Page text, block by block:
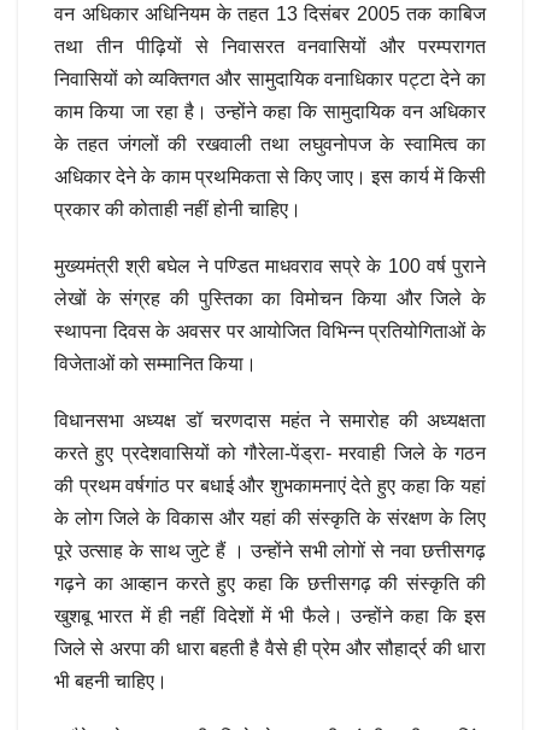
वन अधिकार अधिनियम के तहत 13 दिसंबर 2005 तक काबिज
तथा तीन पीढ़ियों से निवासरत वनवासियों और परम्परागत
निवासियों को व्यक्तिगत और सामुदायिक वनाधिकार पट्टा देने का
काम किया जा रहा है। उन्होंने कहा कि सामुदायिक वन अधिकार
के तहत जंगलों की रखवाली तथा लघुवनोपज के स्वामित्व का
अधिकार देने के काम प्रथमिकता से किए जाए। इस कार्य में किसी
प्रकार की कोताही नहीं होनी चाहिए।
मुख्यमंत्री श्री बघेल ने पण्डित माधवराव सप्रे के 100 वर्ष पुराने
लेखों के संग्रह की पुस्तिका का विमोचन किया और जिले के
स्थापना दिवस के अवसर पर आयोजित विभिन्न प्रतियोगिताओं के
विजेताओं को सम्मानित किया।
विधानसभा अध्यक्ष डॉ चरणदास महंत ने समारोह की अध्यक्षता
करते हुए प्रदेशवासियों को गौरेला-पेंड्रा- मरवाही जिले के गठन
की प्रथम वर्षगांठ पर बधाई और शुभकामनाएं देते हुए कहा कि यहां
के लोग जिले के विकास और यहां की संस्कृति के संरक्षण के लिए
पूरे उत्साह के साथ जुटे हैं । उन्होंने सभी लोगों से नवा छत्तीसगढ़
गढ़ने का आव्हान करते हुए कहा कि छत्तीसगढ़ की संस्कृति की
खुशबू भारत में ही नहीं विदेशों में भी फैले। उन्होंने कहा कि इस
जिले से अरपा की धारा बहती है वैसे ही प्रेम और सौहार्द्र की धारा
भी बहनी चाहिए।